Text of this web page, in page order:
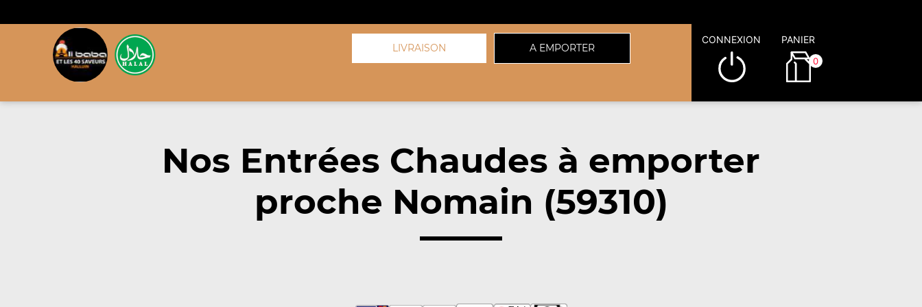
LIVRAISON A EMPORTER
CONNEXION PANIER
0
Nos Entrées Chaudes à emporter
proche Nomain (59310)